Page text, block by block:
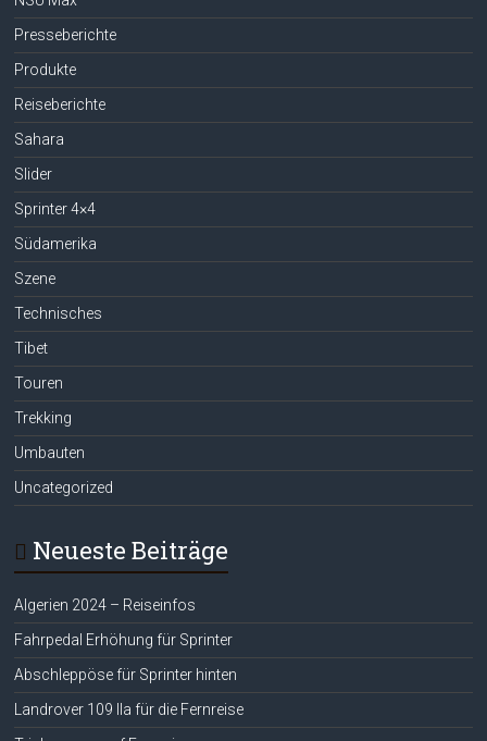
Presseberichte
Produkte
Reiseberichte
Sahara
Slider
Sprinter 4×4
Südamerika
Szene
Technisches
Tibet
Touren
Trekking
Umbauten
Uncategorized
Neueste Beiträge
Algerien 2024 – Reiseinfos
Fahrpedal Erhöhung für Sprinter
Abschleppöse für Sprinter hinten
Landrover 109 IIa für die Fernreise